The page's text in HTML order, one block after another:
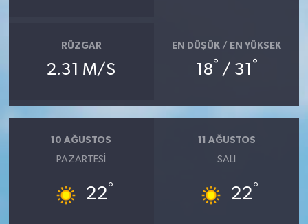
RÜZGAR
2.31 M/S
EN DÜŞÜK / EN YÜKSEK
18° / 31 °
10 AĞUSTOS
PAZARTESI
22°
11 AĞUSTOS
SALI
22°